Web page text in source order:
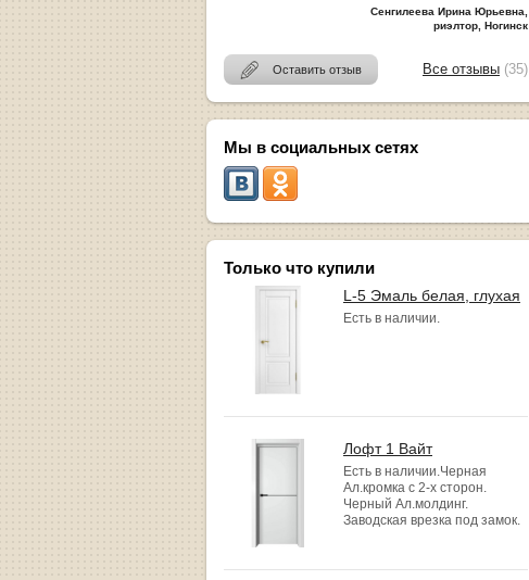
Сенгилеева Ирина Юрьевна,
риэлтор, Ногинск
Оставить отзыв Все отзывы (35)
Мы в социальных сетях
Только что купили
L-5 Эмаль белая, глухая
Есть в наличии.
Лофт 1 Вайт
Есть в наличии.Черная
Ал.кромка с 2-х сторон.
Черный Ал.молдинг.
Заводская врезка под замок.